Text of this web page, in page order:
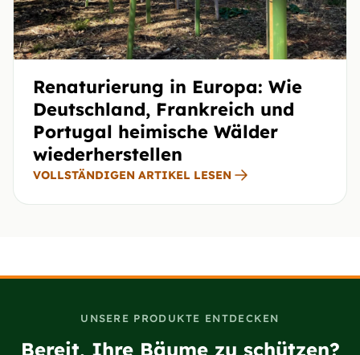
Renaturierung in Europa: Wie
Deutschland, Frankreich und
Portugal heimische Wälder
wiederherstellen
VOLLSTÄNDIGEN ARTIKEL LESEN
UNSERE PRODUKTE ENTDECKEN
Bereit, Ihre Bäume zu schützen?